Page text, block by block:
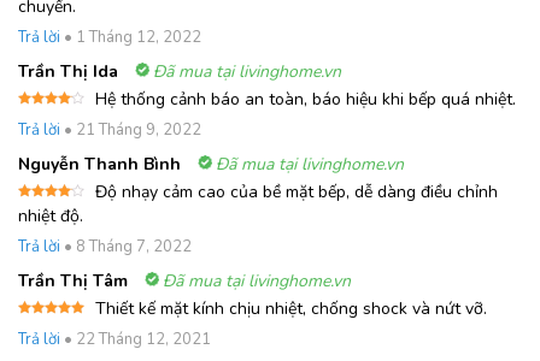
hạng 55
sao
chuyển.
Trả lời • 1 Tháng 12, 2022
Trần Thị Ida Đã mua tại livinghome.vn
xếp
5 sao
Hệ thống cảnh báo an toàn, báo hiệu khi bếp quá nhiệt.
Trả lời • 21 Tháng 9, 2022
Nguyễn Thanh Bình Đã mua tại livinghome.vn
Được
xếp
hạng 4
5 sao
Độ nhạy cảm cao của bề mặt bếp, dễ dàng điều chỉnh
nhiệt độ.
Trả lời • 8 Tháng 7, 2022
Trần Thị Tâm Đã mua tại livinghome.vn
hạng5 5
Thiết kế mặt kính chịu nhiệt, chống shock và nứt vỡ.
Trả lời • 22 Tháng 12, 2021